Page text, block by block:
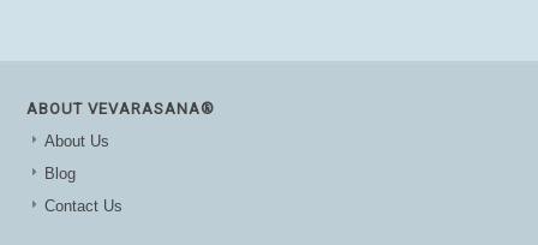
ABOUT VEVARASANA®︎
About Us
Blog
Contact Us